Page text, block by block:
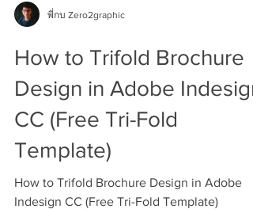
พี่กบ Zero2graphic
How to Trifold Brochure
Design in Adobe Indesign
CC (Free Tri-Fold
Template)
How to Trifold Brochure Design in Adobe
Indesign CC (Free Tri-Fold Template)